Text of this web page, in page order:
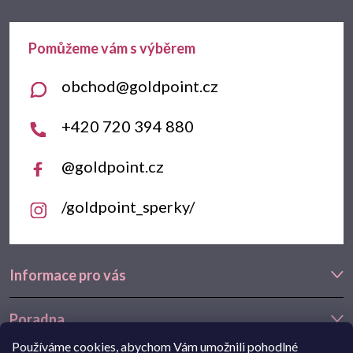
Používáme cookies, abychom Vám umožnili pohodlné
a
Informace pro vás
Poradna
obchod@goldpoint.cz
+420 720 394 880
@goldpoint.cz
/goldpoint_sperky/